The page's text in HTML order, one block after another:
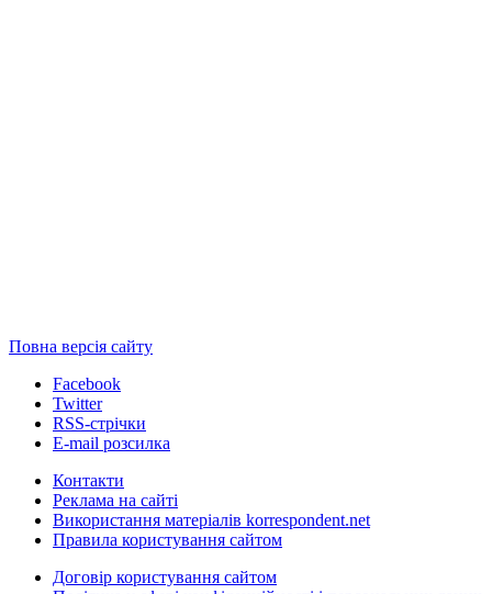
Повна версія сайту
Facebook
Twitter
RSS-стрічки
E-mail розсилка
Контакти
Реклама на сайті
Використання матеріалів korrespondent.net
Правила користування сайтом
Договір користування сайтом